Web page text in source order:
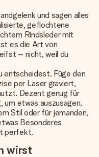
und sagen alles
geflochtene
Rindsleder mit
es die Art von
– nicht, weil du
entscheidest. Füge den
per Laser graviert,
Dezent genug für
um etwas auszusagen.
Stil oder für jemanden,
Besonderes
perfekt.
wirst